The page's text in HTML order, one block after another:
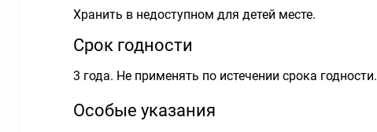
Хранить в недоступном для детей месте.
Срок годности
3 года. Не применять по истечении срока годности.
Особые указания